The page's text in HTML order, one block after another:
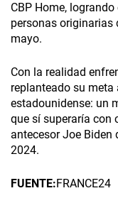
CBP Home,
personas originarias
mayo.
Con la realidad
replanteado su meta
estadounidense: un
que sí superaría con
antecesor Joe Biden
2024.
FUENTE:FRANCE24